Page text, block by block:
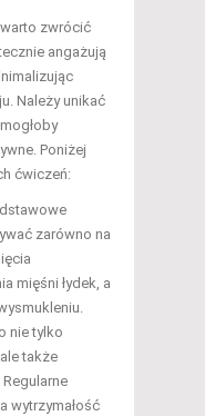
zwrócić
angażują
Należy unikać
Poniżej
ćwiczeń:
zarówno na
mięśni łydek, a
nie tylko
także
wytrzymałość